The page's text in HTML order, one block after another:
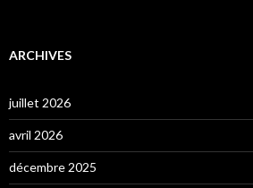
ARCHIVES
juillet 2026
avril 2026
décembre 2025